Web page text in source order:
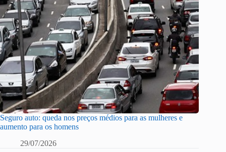
Seguro auto: queda nos preços médios para as mulheres e
aumento para os homens
29/07/2026